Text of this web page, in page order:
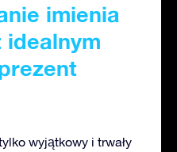
imienia
wyjątkowy i trwały